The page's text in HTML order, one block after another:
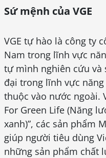
Sứ mệnh của VGE
VGE tự hào là công ty
Nam trong lĩnh vực
tự mình nghiên cứu và
đại trong lĩnh vực
thuộc vào nước ngoài.
For Green Life (Năng
xanh)”, các sản phẩm
giúp người tiêu dùng
những sản phẩm chất